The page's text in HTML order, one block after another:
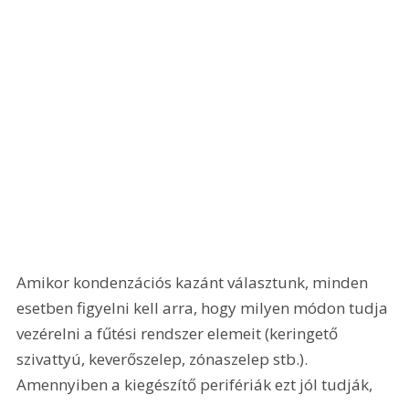
Amikor kondenzációs kazánt választunk, minden
esetben figyelni kell arra, hogy milyen módon tudja
vezérelni a fűtési rendszer elemeit (keringető
szivattyú, keverőszelep, zónaszelep stb.).
Amennyiben a kiegészítő perifériák ezt jól tudják,